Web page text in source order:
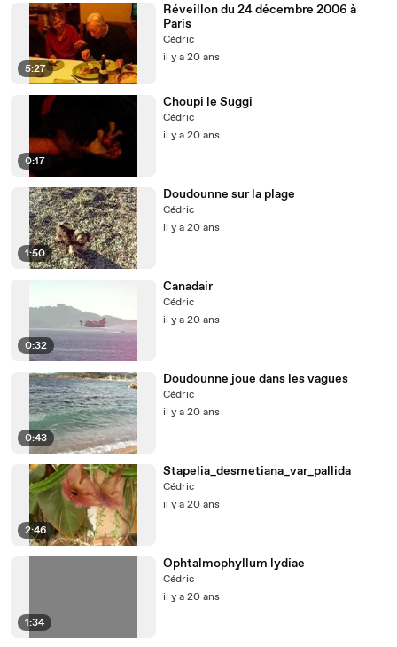
5:27
Réveillon du 24 décembre 2006 à
Paris
Cédric
il y a 20 ans
0:17
Choupi le Suggi
Cédric
il y a 20 ans
1:50
Doudounne sur la plage
Cédric
il y a 20 ans
0:32
Canadair
Cédric
il y a 20 ans
0:43
Doudounne joue dans les vagues
Cédric
il y a 20 ans
2:46
Stapelia_desmetiana_var_pallida
Cédric
il y a 20 ans
1:34
Ophtalmophyllum lydiae
Cédric
il y a 20 ans